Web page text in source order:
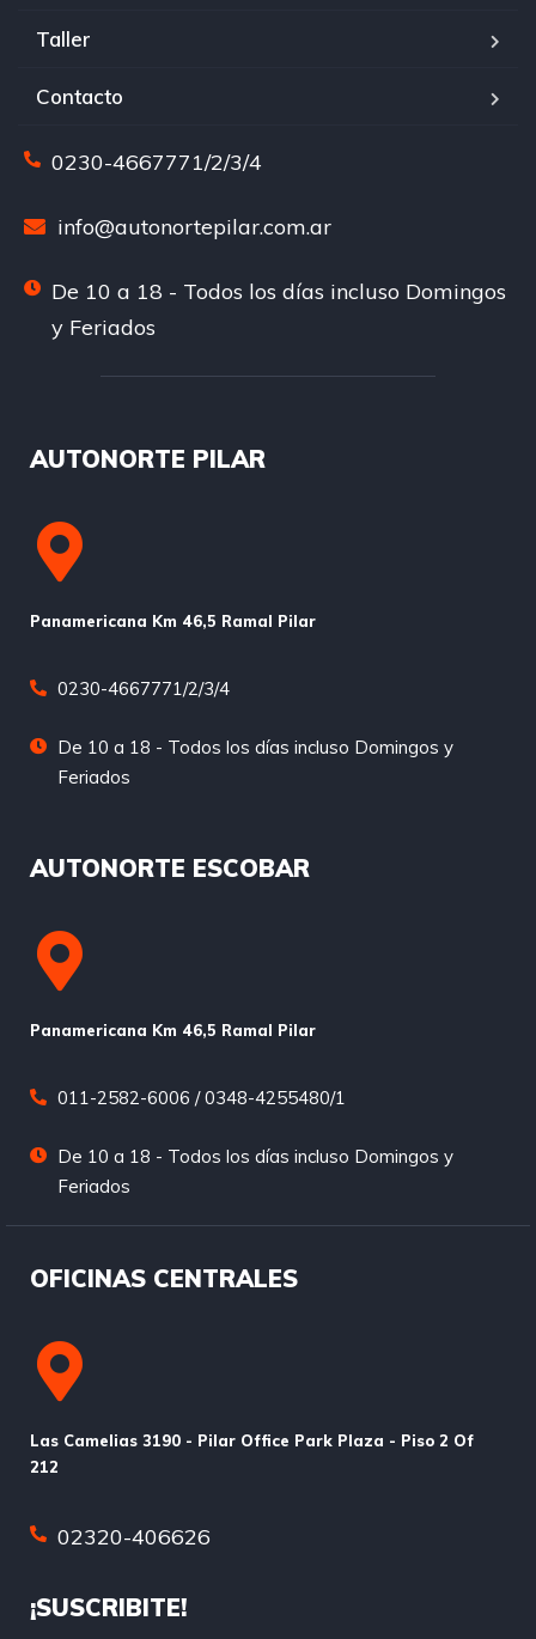
Taller
Contacto
0230-4667771/2/3/4
info@autonortepilar.com.ar
De 10 a 18 - Todos los días incluso Domingos
y Feriados
AUTONORTE PILAR
Panamericana Km 46,5 Ramal Pilar
0230-4667771/2/3/4
De 10 a 18 - Todos los días incluso Domingos y
Feriados
AUTONORTE ESCOBAR
Panamericana Km 46,5 Ramal Pilar
011-2582-6006 / 0348-4255480/1
De 10 a 18 - Todos los días incluso Domingos y
Feriados
OFICINAS CENTRALES
Las Camelias 3190 - Pilar Office Park Plaza - Piso 2 Of
212
02320-406626
¡SUSCRIBITE!